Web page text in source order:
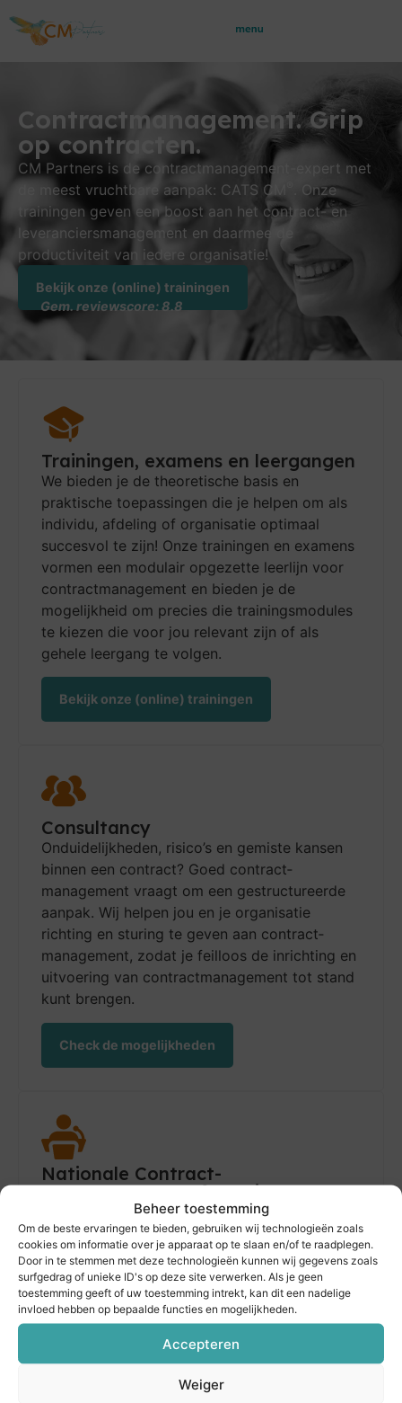
Beheer toestemming
Om de beste ervaringen te bieden, gebruiken wij technologieën zoals
cookies om informatie over je apparaat op te slaan en/of te raadplegen.
Door in te stemmen met deze technologieën kunnen wij gegevens zoals
surfgedrag of unieke ID's op deze site verwerken. Als je geen
toestemming geeft of uw toestemming intrekt, kan dit een nadelige
invloed hebben op bepaalde functies en mogelijkheden.
Accepteren
Weiger
Contractmanagement. Grip
op contracten.
CM Partners is de contractmanagement-expert met
de meest vruchtbare aanpak: CATS CM
. Onze
trainingen geven een boost aan het contract- en
leveranciers­management en daarmee de
productiviteit van iedere organisatie!
Bekijk onze (online) trainingen
Gem. reviewscore: 8.8
Nationale Contract-
management Conferentie
Ieder jaar organiseert CM Partners in het
najaar de Nationale Contractmanagement
Conferentie, een evenement met
toonaangevende keynote-sprekers,
verdiepende sessies rond contract­
management en CATS CM® en levendige
discussies over de toekomst van ons vak.
Voor de editie van 2026 is de reguliere
inschrijving nu geopend.
Consultancy
Onduidelijkheden, risico’s en gemiste kan­sen
binnen een contract? Goed contract­
management vraagt om een gestruc­tureerde
aanpak. Wij helpen jou en je orga­nis­atie
richting en sturing te geven aan contract­
management, zodat je feilloos de inrichting en
uitvoering van contract­management tot stand
kunt brengen.
Check de mogelijkheden
Trainingen, examens en leergangen
We bieden je de theoretische basis en
praktische toepassingen die je helpen om als
individu, afdeling of organisatie optimaal
succesvol te zijn! Onze trainingen en examens
vormen een modulair opgezette leerlijn voor
contractmanagement en bieden je de
mogelijkheid om precies die trainingsmodules
te kiezen die voor jou relevant zijn of als
gehele leergang te volgen.
Bekijk onze (online) trainingen